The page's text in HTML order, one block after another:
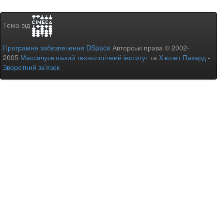
Тема від
Програмне забезпечення DSpace Авторські права © 2002-
2005 Массачусетський технологічний інститутта Х’юлет Пакард -
Зворотний зв’язок